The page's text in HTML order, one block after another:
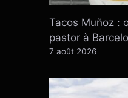
Tacos Muñoz :
pastor à
7 août 2026